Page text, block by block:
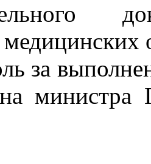
за
министра